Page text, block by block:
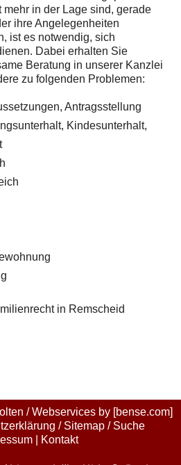
in der Lage sind, gerade
ihre Angelegenheiten
ist es notwendig, sich
Dabei erhalten Sie
Beratung in unserer Kanzlei
zu folgenden Problemen:
Antragsstellung
Kindesunterhalt,
in Remscheid
/ Webservices by [bense.com]
/ Sitemap/ Suche
Kontakt